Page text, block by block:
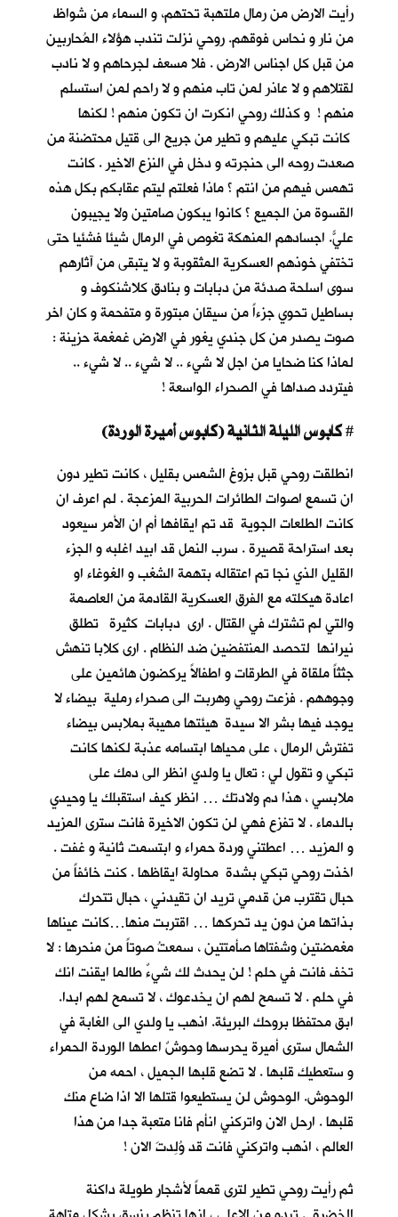
رأيت الارض من رمال ملتهبة تحتهم، و السماء من شواظ
من نار و نحاس فوقهم. روحي نزلت تندب هؤلاء المُحاربين
من قبل كل اجناس الارض . فلا مسعف لجرحاهم و لا نادب
لقتلاهم و لا عاذر لمن تاب منهم و لا راحم لمن استسلم
منهم ! و كذلك روحي انكرت ان تكون منهم ! لكنها
كانت تبكي عليهم و تطير من جريح الى قتيل محتضنة من
صعدت روحه الى حنجرته و دخل في النزع الاخير . كانت
تهمس فيهم من انتم ؟ ماذا فعلتم ليتم عقابكم بكل هذه
القسوة من الجميع ؟ كانوا يبكون صامتين ولا يجيبون
عليّ. اجسادهم المنهكة تغوص في الرمال شيئا فشئياً حتى
تختفي خوذهم العسكرية المثقوبة و لا يتبقى من آثارهم
سوى اسلحة صدئة من دبابات و بنادق كلاشنكوف و
بساطيل تحوي جزءاً من سيقان مبتورة و متفحمة و كان اخر
صوت يصدر من كل جندي يغور في الارض غمغمة حزينة :
لماذا كنا ضحايا من اجل لا شيء .. لا شيء .. لا شيء ..
فيتردد صداها في الصحراء الواسعة !
كابوس الليلة الثانية (كابوس أميرة الوردة)#
انطلقت روحي قبل بزوغ الشمس بقليل ، كانت تطير دون
ان تسمع اصوات الطائرات الحربية المزعجة . لم اعرف ان
كانت الطلعات الجوية قد تم ايقافها أم ان الأمر سيعود
بعد استراحة قصيرة . سرب النمل قد ابيد اغلبه و الجزء
القليل الذي نجا تم اعتقاله بتهمة الشغب و الغوغاء او
اعادة هيكلته مع الفرق العسكرية القادمة من العاصمة
والتي لم تشترك في القتال . ارى دبابات كثيرة تطلق
نيرانها لتحصد المنتفضين ضد النظام . ارى كلابا تنهش
جثثاً ملقاة في الطرقات و اطفالاً يركضون هائمين على
وجوههم . فزعت روحي وهربت الى صحراء رملية بيضاء لا
يوجد فيها بشر الا سيدة هيئتها مهيبة بملابس بيضاء
تفترش الرمال ، على محياها ابتسامه عذبة لكنها كانت
تبكي و تقول لي : تعال يا ولدي انظر الى دمك على
ملابسي ، هذا دم ولادتك … انظر كيف استقبلك يا وحيدي
بالدماء . لا تفزع فهي لن تكون الاخيرة فانت سترى المزيد
و المزيد … اعطتني وردة حمراء و ابتسمت ثانية و غفت .
اخذت روحي تبكي بشدة محاولة ايقاظها . كنت خائفاً من
حبال تقترب من قدمي تريد ان تقيدني ، حبال تتحرك
بذاتها من دون يد تحركها … اقتربت منها…كانت عيناها
مغمضتين وشفتاها صأمتتين ، سمعتُ صوتاً من منحرها : لا
تخف فانت في حلم ! لن يحدث لك شيءٌ طالما ايقنت انك
في حلم . لا تسمح لهم ان يخدعوك ، لا تسمح لهم ابدا.
ابق محتفظا بروحك البريئة. اذهب يا ولدي الى الغابة في
الشمال سترى أميرة يحرسها وحوشٌ اعطها الوردة الحمراء
و ستعطيك قلبها . لا تضع قلبها الجميل ، احمه من
الوحوش. الوحوش لن يستطيعوا قتلها الا اذا ضاع منك
قلبها . ارحل الان واتركني انأم فانا متعبة جدا من هذا
العالم ، اذهب واتركني فانت قد وُلِدتَ الان !
ثم رأيت روحي تطير لترى قمماً لأشجارٍ طويلة داكنة